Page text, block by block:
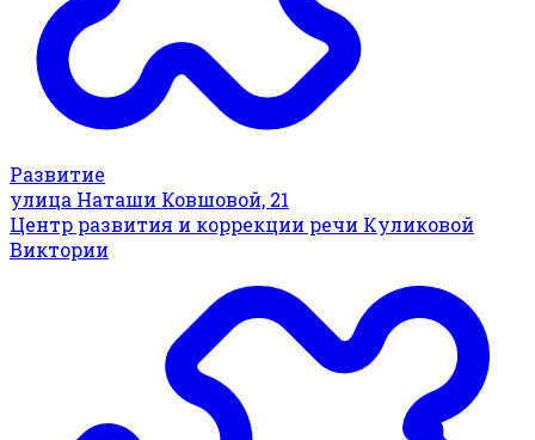
Развитие
улица Наташи Ковшовой, 21
Центр развития и коррекции речи Куликовой
Виктории